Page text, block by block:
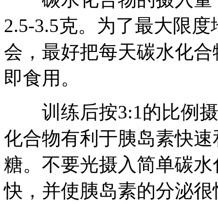
2.5-3.5克。为了最大限
会，最好把每天碳水化
即食用。
训练后按3:1的比例摄
化合物有利于胰岛素快
糖。不要光摄入简单碳
快，并使胰岛素的分泌